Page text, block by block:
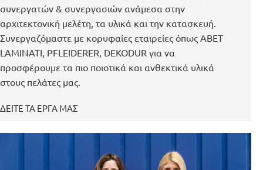
συνεργατών & συνεργασιών ανάμεσα στην
αρχιτεκτονική μελέτη, τα υλικά και την κατασκευή.
Συνεργαζόμαστε με κορυφαίες εταιρείες όπως ΑΒΕΤ
LAMINATI, PFLEIDERER, DEKODUR για να
προσφέρουμε τα πιο ποιoτικά και ανθεκτικά υλικά
στους πελάτες μας.
ΔΕΙΤΕ ΤΑ ΕΡΓΑ ΜΑΣ